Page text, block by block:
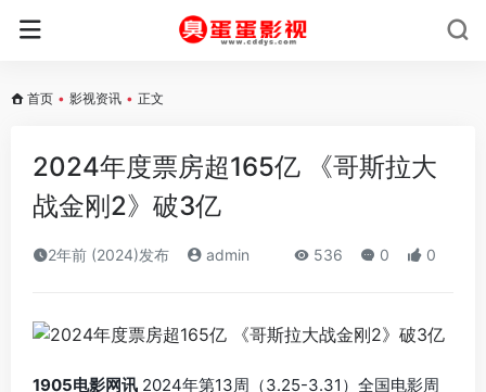
首页 • 影视资讯 • 正文
2024年度票房超165亿 《哥斯拉大
战金刚2》破3亿
2年前 (2024)发布 admin 536 0 0
1905电影网讯 2024年第13周（3.25-3.31）全国电影周